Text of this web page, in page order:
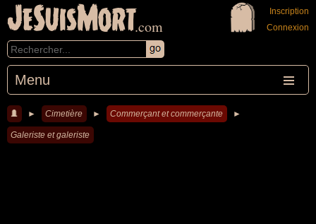
JeSuisMort.com
Menu
Inscription
Connexion
► Cimetière ► Commerçant et commerçante ►
Galeriste et galeriste